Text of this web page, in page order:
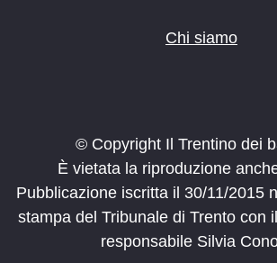
Chi siamo
© Copyright Il Trentino dei
È vietata la riproduzione
Pubblicazione iscritta il 30/11/2015
stampa del Tribunale di Trento con
responsabile Silvia